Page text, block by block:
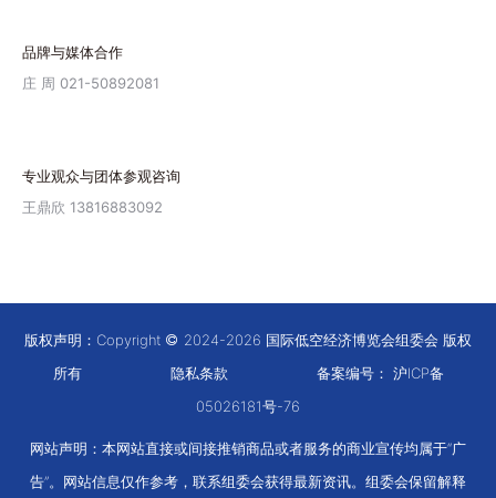
品牌与媒体合作
庄 周 021-50892081
专业观众与团体参观咨询
王鼎欣 13816883092
版权声明：Copyright
2024-2026 国际低空经济博览会组委会 版权
所有
隐私条款 备案编号： 沪ICP备
05026181号-76
网站声明：本网站直接或间接推销商品或者服务的商业宣传均属于“广
告”。网站信息仅作参考，联系组委会获得最新资讯。组委会保留解释